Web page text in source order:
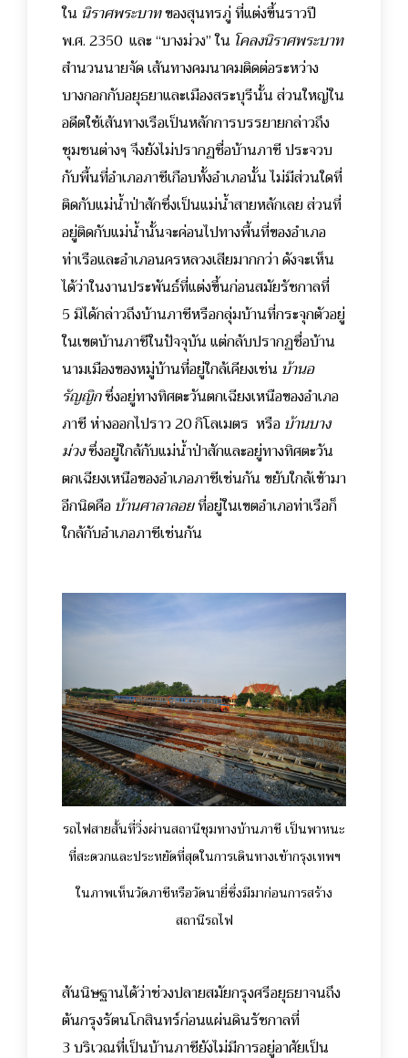
ใน นิราศพระบาทของสุนทรภู่ ที่แต่งขึ้นราวปี
พ.ศ. 2350 และ “บางม่วง” ใน โคลงนิราศพระบาท
สำนวนนายจัด เส้นทางคมนาคมติดต่อระหว่าง
บางกอกกับอยุธยาและเมืองสระบุรีนั้น ส่วนใหญ่ใน
อดีตใช้เส้นทางเรือเป็นหลักการบรรยายกล่าวถึง
ชุมชนต่างๆ จึงยังไม่ปรากฏชื่อบ้านภาชี ประจวบ
กับพื้นที่อำเภอภาชีเกือบทั้งอำเภอนั้น ไม่มีส่วนใดที่
ติดกับแม่น้ำป่าสักซึ่งเป็นแม่น้ำสายหลักเลย ส่วนที่
อยู่ติดกับแม่น้ำนั้นจะค่อนไปทางพื้นที่ของอำเภอ
ท่าเรือและอำเภอนครหลวงเสียมากกว่า ดังจะเห็น
ได้ว่าในงานประพันธ์ที่แต่งขึ้นก่อนสมัยรัชกาลที่
5 มิได้กล่าวถึงบ้านภาชีหรือกลุ่มบ้านที่กระจุกตัวอยู่
ในเขตบ้านภาชีในปัจจุบัน แต่กลับปรากฏชื่อบ้าน
นามเมืองของหมู่บ้านที่อยู่ใกล้เคียงเช่น บ้านอ
รัญญิกซึ่งอยู่ทางทิศตะวันตกเฉียงเหนือของอำเภอ
ภาชี ห่างออกไปราว 20 กิโลเมตร หรือบ้านบาง
ม่วงซึ่งอยู่ใกล้กับแม่น้ำป่าสักและอยู่ทางทิศตะวัน
ตกเฉียงเหนือของอำเภอภาชีเช่นกัน ขยับใกล้เข้ามา
อีกนิดคือบ้านศาลาลอยที่อยู่ในเขตอำเภอท่าเรือก็
ใกล้กับอำเภอภาชีเช่นกัน
รถไฟสายสั้นที่วิ่งผ่านสถานีชุมทางบ้านภาชี เป็นพาหนะ
ที่สะดวกและประหยัดที่สุดในการเดินทางเข้ากรุงเทพฯ
ในภาพเห็นวัดภาชีหรือวัดนายี่ซึ่งมีมาก่อนการสร้าง
สถานีรถไฟ
สันนิษฐานได้ว่าช่วงปลายสมัยกรุงศรีอยุธยาจนถึง
ต้นกรุงรัตนโกสินทร์ก่อนแผ่นดินรัชกาลที่
3 บริเวณที่เป็นบ้านภาชียังไม่มีการอยู่อาศัยเป็น